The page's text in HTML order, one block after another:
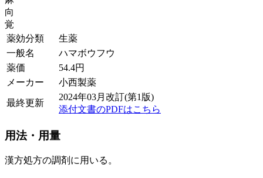
向
覚
薬効分類
生薬
一般名
ハマボウフウ
薬価
54.4円
メーカー
小西製薬
最終更新
2024年03月改訂(第1版)
添付文書のPDFはこちら
用法・用量
漢方処方の調剤に用いる。